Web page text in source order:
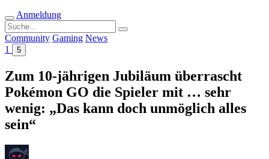
Anmeldung
Suche
nach:
Community Gaming News
1
5
Zum 10-jährigen Jubiläum überrascht
Pokémon GO die Spieler mit … sehr
wenig: „Das kann doch unmöglich alles
sein“